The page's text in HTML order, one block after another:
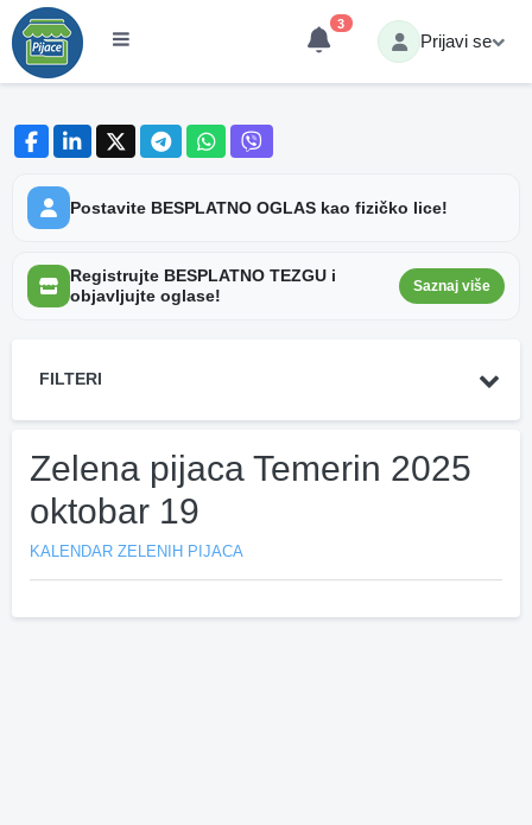
3
Prijavi se
Postavite BESPLATNO OGLAS kao fizičko lice!
Registrujte BESPLATNO TEZGU i
objavljujte oglase!
Saznaj više
FILTERI
Zelena pijaca Temerin 2025
oktobar 19
KALENDAR ZELENIH PIJACA